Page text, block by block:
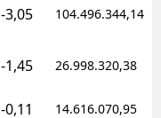
-3,05 104.496.344,14
-1,45 26.998.320,38
-0,11 14.616.070,95